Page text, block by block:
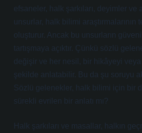
efsaneler, halk şarkıları, deyimler ve
unsurlar, halk bilimi araştırmalarının
oluşturur. Ancak bu unsurların
tartışmaya açıktır. Çünkü sözlü
değişir ve her nesil, bir hikâyeyi veya
şekilde anlatabilir. Bu da şu soruyu
Sözlü gelenekler, halk bilimi için bir
sürekli evrilen bir anlatı mı?
Halk şarkıları ve masallar, halkın